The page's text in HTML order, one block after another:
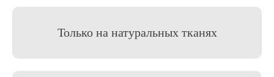
Только на натуральных тканях